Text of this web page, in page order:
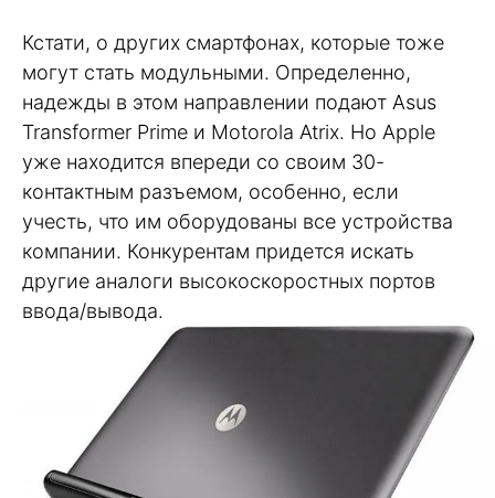
Кстати, о других смартфонах, которые тоже
могут стать модульными. Определенно,
надежды в этом направлении подают Asus
Transformer Prime и Motorola Atrix. Но Apple
уже находится впереди со своим 30-
контактным разъемом, особенно, если
учесть, что им оборудованы все устройства
компании. Конкурентам придется искать
другие аналоги высокоскоростных портов
ввода/вывода.